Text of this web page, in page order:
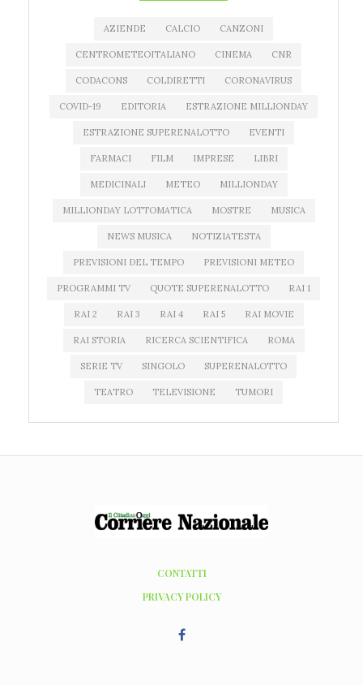
AZIENDE CALCIO CANZONI
CENTROMETEOITALIANO CINEMA CNR
CODACONS COLDIRETTI CORONAVIRUS
COVID-19 EDITORIA ESTRAZIONE MILLIONDAY
ESTRAZIONE SUPERENALOTTO EVENTI
FARMACI FILM IMPRESE LIBRI
MEDICINALI METEO MILLIONDAY
MILLIONDAY LOTTOMATICA MOSTRE MUSICA
NEWS MUSICA NOTIZIATESTA
PREVISIONI DEL TEMPO PREVISIONI METEO
PROGRAMMI TV QUOTE SUPERENALOTTO RAI 1
RAI 2 RAI 3 RAI 4 RAI 5 RAI MOVIE
RAI STORIA RICERCA SCIENTIFICA ROMA
SERIE TV SINGOLO SUPERENALOTTO
TEATRO TELEVISIONE TUMORI
CONTATTI
PRIVACY POLICY